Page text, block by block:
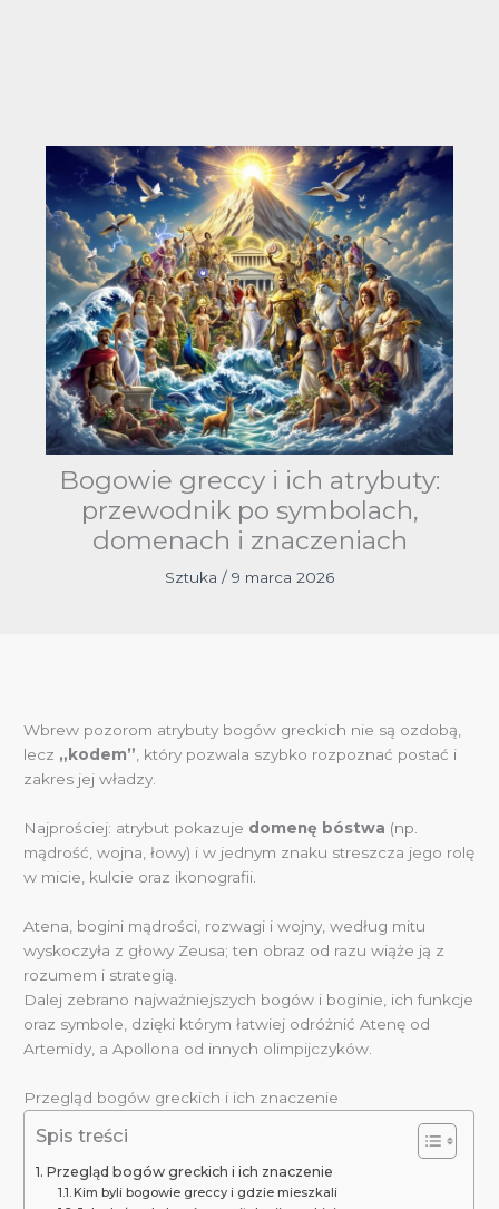
Bogowie greccy i ich atrybuty:
przewodnik po symbolach,
domenach i znaczeniach
Sztuka / 9 marca 2026
Wbrew pozorom atrybuty bogów greckich nie są ozdobą,
lecz „kodem” , który pozwala szybko rozpoznać postać i
zakres jej władzy.
Najprościej: atrybut pokazuje domenę bóstwa (np.
mądrość, wojna, łowy) i w jednym znaku streszcza jego rolę
w micie, kulcie oraz ikonografii.
Atena, bogini mądrości, rozwagi i wojny, według mitu
wyskoczyła z głowy Zeusa; ten obraz od razu wiąże ją z
rozumem i strategią.
Dalej zebrano najważniejszych bogów i boginie, ich funkcje
oraz symbole, dzięki którym łatwiej odróżnić Atenę od
Artemidy, a Apollona od innych olimpijczyków.
Przegląd bogów greckich i ich znaczenie
Spis treści
Przegląd bogów greckich i ich znaczenie
Kim byli bogowie greccy i gdzie mieszkali